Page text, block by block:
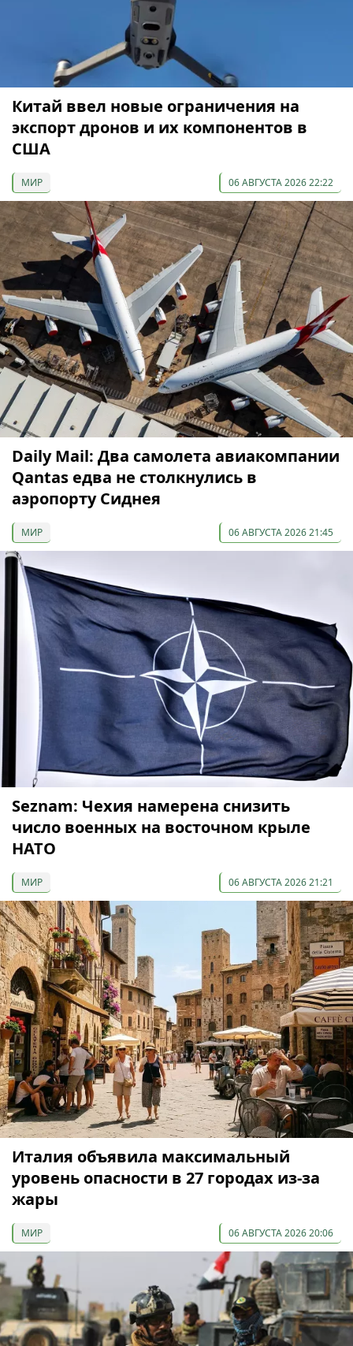
Китай ввел новые ограничения на
экспорт дронов и их компонентов в
США
МИР 06 АВГУСТА 2026 22:22
Daily Mail: Два самолета авиакомпании
Qantas едва не столкнулись в
аэропорту Сиднея
МИР 06 АВГУСТА 2026 21:45
Seznam: Чехия намерена снизить
число военных на восточном крыле
НАТО
МИР 06 АВГУСТА 2026 21:21
Италия объявила максимальный
уровень опасности в 27 городах из-за
жары
МИР 06 АВГУСТА 2026 20:06